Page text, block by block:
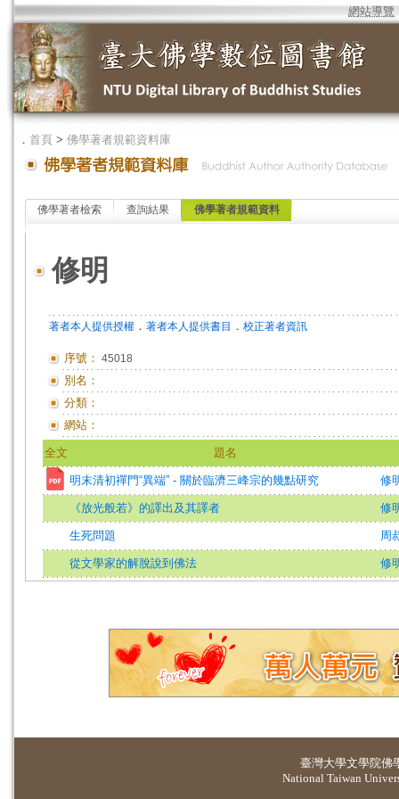
網站導覽
． 首頁 > 佛學著者規範資料庫
佛學著者檢索 查詢結果 佛學著者規範資料
修明
著者本人提供授權 ． 著者本人提供書目 ． 校正著者資訊
序號： 45018
別名：
分類：
網站：
全文 題名
明末清初禪門“異端” - 關於臨濟三峰宗的幾點研究 修
《放光般若》的譯出及其譯者 修
生死問題 周
從文學家的解脫說到佛法 修
臺灣大學文學院佛
National Taiwan